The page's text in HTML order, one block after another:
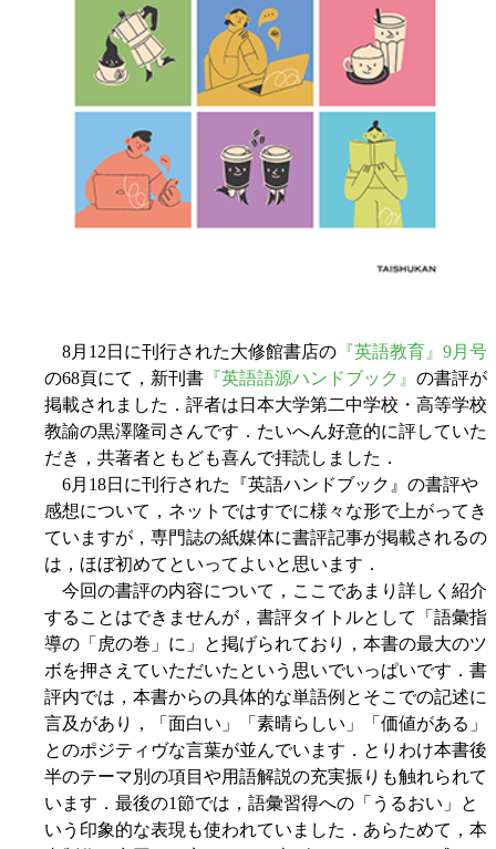
8月12日に刊行された大修館書店の 『英語教育』9月号
の68頁にて，新刊書 『英語語源ハンドブック』 の書評が
掲載されました．評者は日本大学第二中学校・高等学校
教諭の黒澤隆司さんです．たいへん好意的に評していた
だき，共著者ともども喜んで拝読しました．
6月18日に刊行された『英語ハンドブック』の書評や
感想について，ネットではすでに様々な形で上がってき
ていますが，専門誌の紙媒体に書評記事が掲載されるの
は，ほぼ初めてといってよいと思います．
今回の書評の内容について，ここであまり詳しく紹介
することはできませんが，書評タイトルとして「語彙指
導の「虎の巻」に」と掲げられており，本書の最大のツ
ボを押さえていただいたという思いでいっぱいです．書
評内では，本書からの具体的な単語例とそこでの記述に
言及があり，「面白い」「素晴らしい」「価値がある」
とのポジティヴな言葉が並んでいます．とりわけ本書後
半のテーマ別の項目や用語解説の充実振りも触れられて
います．最後の1節では，語彙習得への「うるおい」と
いう印象的な表現も使われていました．あらためて，本